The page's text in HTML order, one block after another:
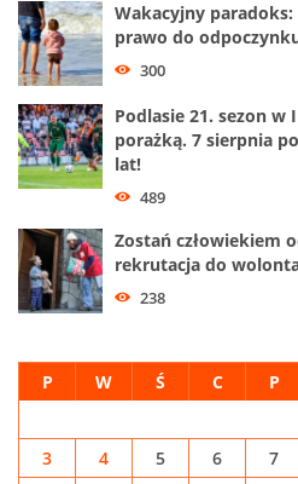
Wakacyjny
prawo do
300
Podlasie 21. sezon w
porażką. 7 sierpnia
lat!
489
Zostań człowiekiem
rekrutacja do
238
P W Ś C P
3
4 5 6 7